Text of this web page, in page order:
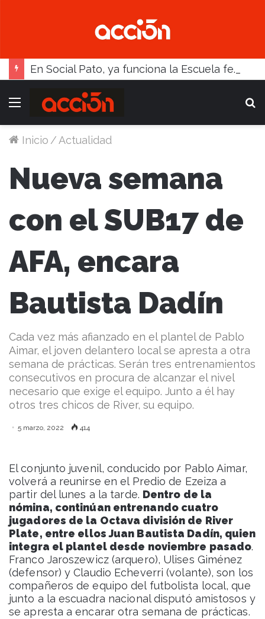
En Social Pato, ya funciona la Escuela femenina de paleta
Menú
Inicio /Actualidad
Nueva semana
con el SUB17 de
AFA, encara
Bautista Dadín
Cada vez más afianzado en el plantel de Pablo
Aimar, el joven delantero local se apresta a otra
semana de prácticas. Serán tres entrenamientos
consecutivos en procura de alcanzar el nivel
necesario que exige el equipo. Junto a él hay
otros tres chicos de River, su equipo.
5 marzo, 2022 414
El conjunto juvenil, conducido por Pablo Aimar,
volverá a reunirse en el Predio de Ezeiza a
partir del lunes a la tarde. Dentro de la
nómina, continúan entrenando cuatro
jugadores de la Octava división de River
Plate, entre ellos Juan Bautista Dadín, quien
integra el plantel desde noviembre pasado.
Franco Jaroszewicz (arquero), Ulises Giménez
(defensor) y Claudio Echeverri (volante), son los
compañeros de equipo del futbolista local, que
junto a la escuadra nacional disputó amistosos y
se apresta a encarar otra semana de prácticas.